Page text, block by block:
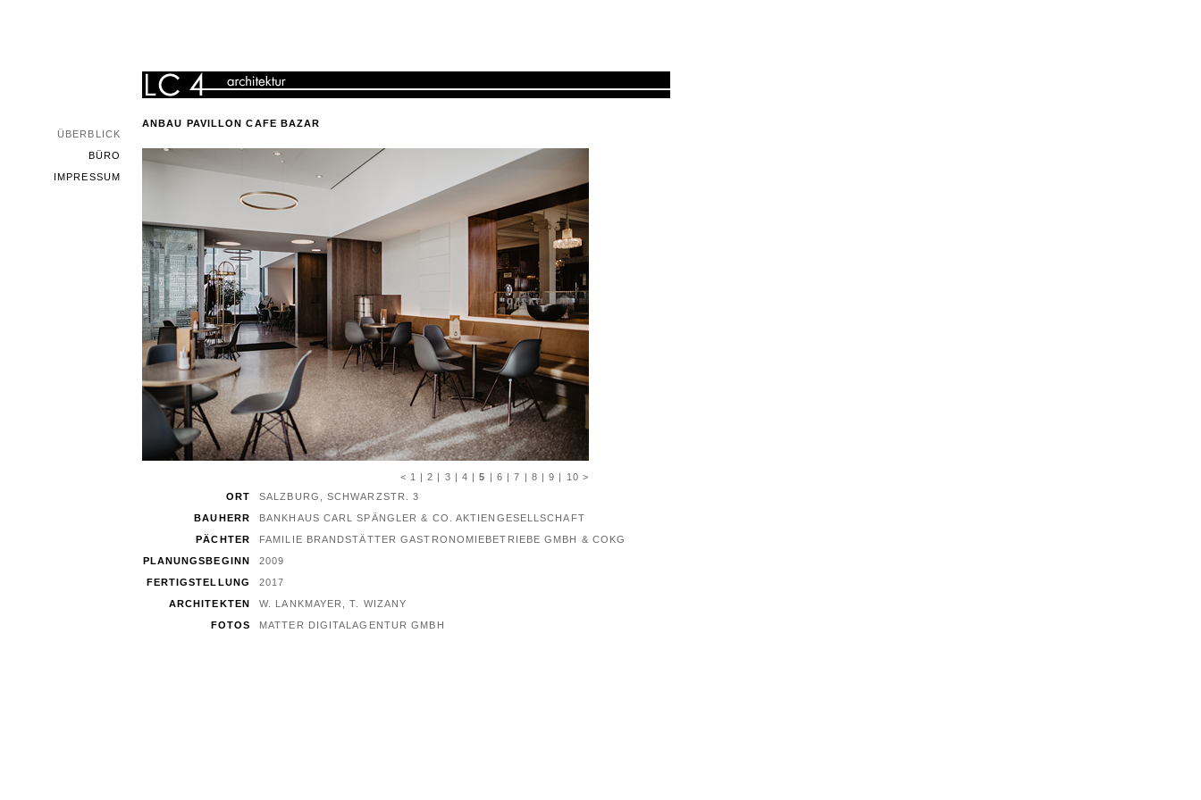
ÜBERBLICK
BÜRO
IMPRESSUM
ANBAU PAVILLON CAFE BAZAR
< 1 |2 | 3 |4 |5 | 6 |7 | 8 |9 | 10 >
ORT
BAUHERR
PÄCHTER
PLANUNGSBEGINN
FERTIGSTELLUNG
ARCHITEKTEN
FOTOS
SALZBURG, SCHWARZSTR. 3
BANKHAUS CARL SPÄNGLER & CO. AKTIENGESELLSCHAFT
FAMILIE BRANDSTÄTTER GASTRONOMIEBETRIEBE GMBH & COKG
2009
2017
W. LANKMAYER, T. WIZANY
MATTER DIGITALAGENTUR GMBH